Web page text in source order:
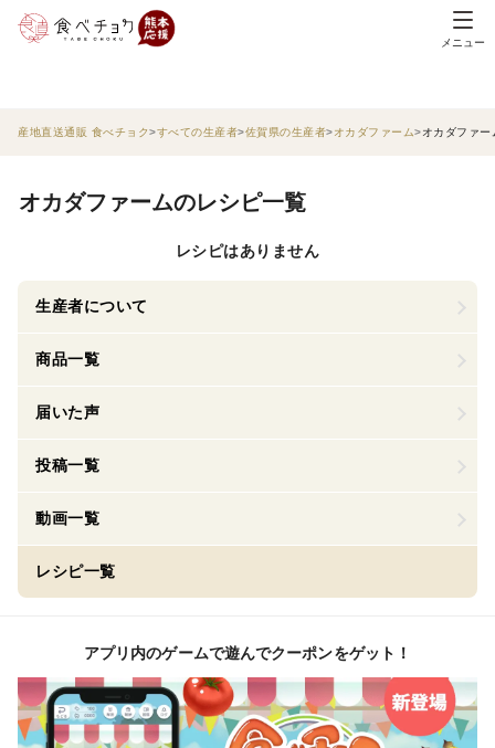
メニュー
産地直送通販 食べチョク すべての生産者 佐賀県の生産者 オカダファーム オカダファ
オカダファームのレシピ一覧
レシピはありません
生産者について
商品一覧
届いた声
投稿一覧
動画一覧
レシピ一覧
アプリ内のゲームで遊んでクーポンをゲット！